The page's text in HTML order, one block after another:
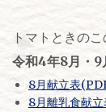
トマトときの
令和4年8月・9
8月献立表
8月離乳食献